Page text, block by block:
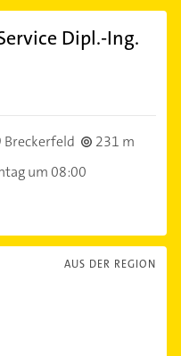
Dipl.-Ing.
Breckerfeld
231 m
um 08:00
AUS DER REGION